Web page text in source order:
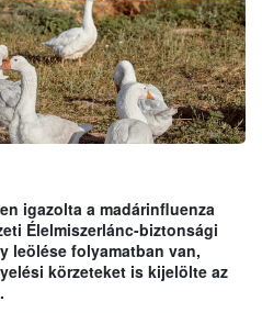
igazolta a madárinfluenza
Élelmiszerlánc-biztonsági
leölése folyamatban van,
körzeteket is kijelölte az